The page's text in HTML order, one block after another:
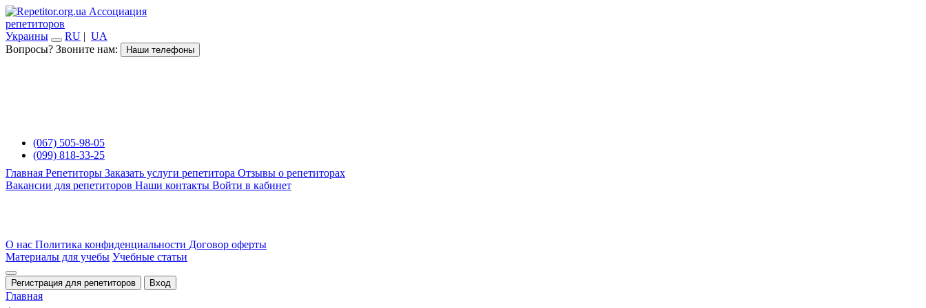
Ассоциация
репетиторов
Украины
RU | UA
Вопросы? Звоните нам:
Наши телефоны
(067) 505-98-05
(099) 818-33-25
Главная Репетиторы Заказать услуги репетитора Отзывы о репетиторах
Вакансии для репетиторов Наши контакты Войти в кабинет
О нас Политика конфиденциальности Договор оферты
Материалы для учебы Учебные статьи
Регистрация для репетиторов Вход
Главная